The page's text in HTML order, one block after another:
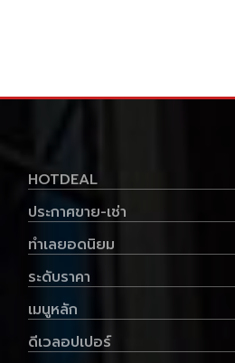
HOTDEAL
ประกาศขาย-เช่า
ทำเลยอดนิยม
ระดับราคา
เมนูหลัก
ดีเวลอปเปอร์